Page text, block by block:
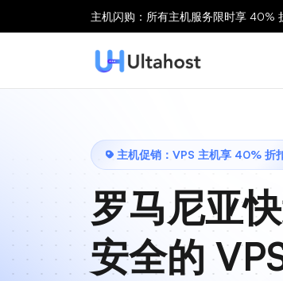
主机闪购：所有主机服务限时享 40%
主机促销：VPS 主机享 40% 折
罗马尼亚快
安全的